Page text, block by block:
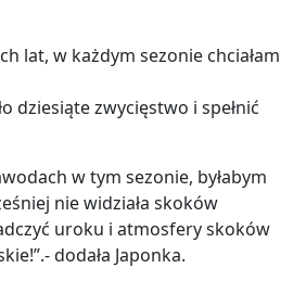
lat, w każdym sezonie chciałam
dziesiąte zwycięstwo i spełnić
w tym sezonie, byłabym
nie widziała skoków
uroku i atmosfery skoków
dodała Japonka.